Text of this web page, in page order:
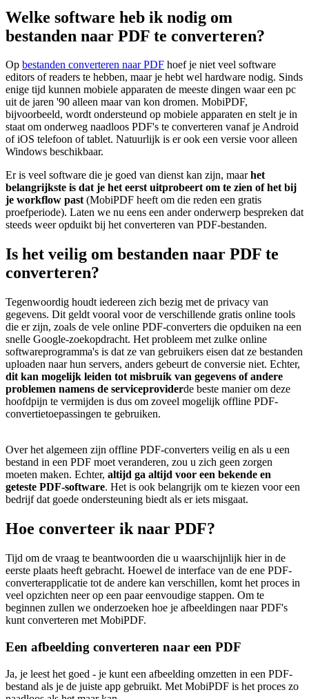
Welke software heb ik nodig om
bestanden naar PDF te converteren?
Op bestanden converteren naar PDF hoef je niet veel software
editors of readers te hebben, maar je hebt wel hardware nodig. Sinds
enige tijd kunnen mobiele apparaten de meeste dingen waar een pc
uit de jaren '90 alleen maar van kon dromen. MobiPDF,
bijvoorbeeld, wordt ondersteund op mobiele apparaten en stelt je in
staat om onderweg naadloos PDF's te converteren vanaf je Android
of iOS telefoon of tablet. Natuurlijk is er ook een versie voor alleen
Windows beschikbaar.
Er is veel software die je goed van dienst kan zijn, maarhet
belangrijkste is dat je het eerst uitprobeert om te zien of het bij
je workflow past(MobiPDF heeft om die reden een gratis
proefperiode). Laten we nu eens een ander onderwerp bespreken dat
steeds weer opduikt bij het converteren van PDF-bestanden.
Is het veilig om bestanden naar PDF te
converteren?
Tegenwoordig houdt iedereen zich bezig met de privacy van
gegevens. Dit geldt vooral voor de verschillende gratis online tools
die er zijn, zoals de vele online PDF-converters die opduiken na een
snelle Google-zoekopdracht. Het probleem met zulke online
softwareprogramma's is dat ze van gebruikers eisen dat ze bestanden
uploaden naar hun servers, anders gebeurt de conversie niet. Echter,
dit kan mogelijk leiden tot misbruik van gegevens of andere
problemen namens de serviceproviderde beste manier om deze
hoofdpijn te vermijden is dus om zoveel mogelijk offline PDF-
convertietoepassingen te gebruiken.
Over het algemeen zijn offline PDF-converters veilig en als u een
bestand in een PDF moet veranderen, zou u zich geen zorgen
moeten maken. Echter, altijd ga altijd voor een bekende en
geteste PDF-software. Het is ook belangrijk om te kiezen voor een
bedrijf dat goede ondersteuning biedt als er iets misgaat.
Hoe converteer ik naar PDF?
Tijd om de vraag te beantwoorden die u waarschijnlijk hier in de
eerste plaats heeft gebracht. Hoewel de interface van de ene PDF-
converterapplicatie tot de andere kan verschillen, komt het proces in
veel opzichten neer op een paar eenvoudige stappen. Om te
beginnen zullen we onderzoeken hoe je afbeeldingen naar PDF's
kunt converteren met MobiPDF.
Een afbeelding converteren naar een PDF
Ja, je leest het goed - je kunt een afbeelding omzetten in een PDF-
bestand als je de juiste app gebruikt. Met MobiPDF is het proces zo